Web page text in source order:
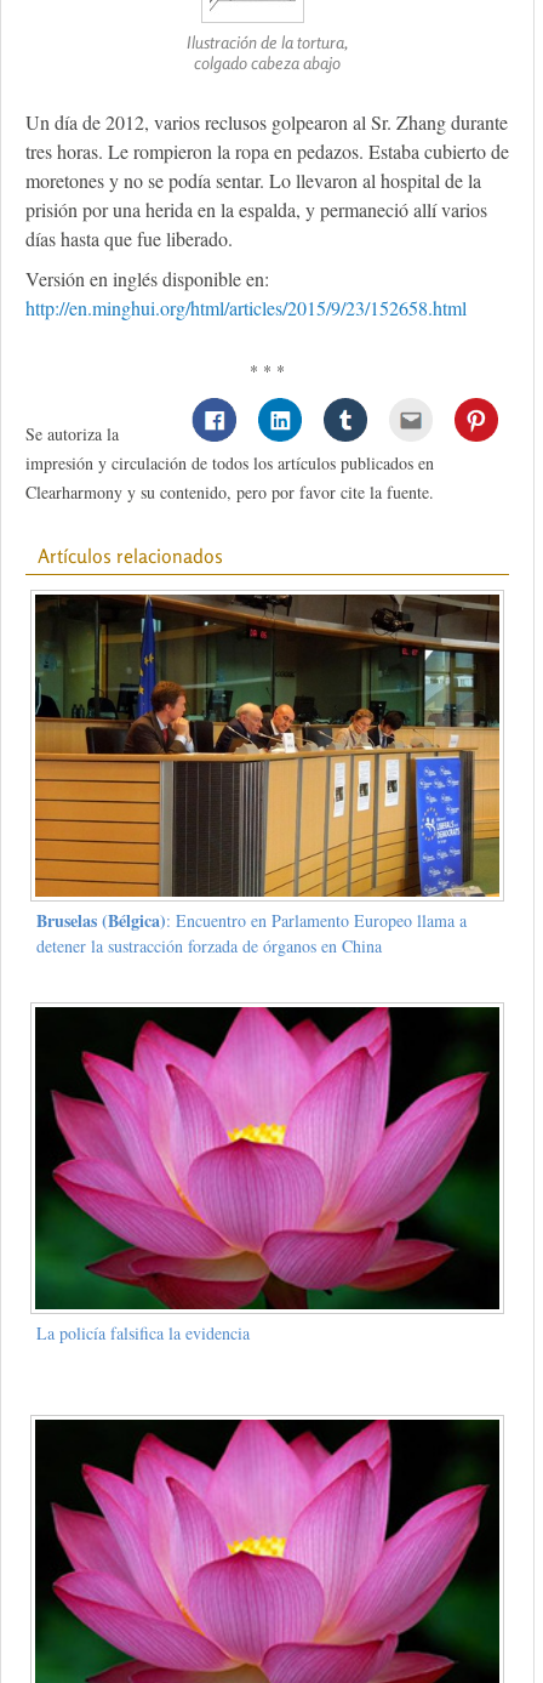
Ilustración de la tortura,
colgado cabeza abajo
Un día de 2012, varios reclusos golpearon al Sr. Zhang durante
tres horas. Le rompieron la ropa en pedazos. Estaba cubierto de
moretones y no se podía sentar. Lo llevaron al hospital de la
prisión por una herida en la espalda, y permaneció allí varios
días hasta que fue liberado.
Versión en inglés disponible en:
http://en.minghui.org/html/articles/2015/9/23/152658.html
* * *
Se autoriza la
impresión y circulación de todos los artículos publicados en
Clearharmony y su contenido, pero por favor cite la fuente.
Artículos relacionados
Bruselas (Bélgica): Encuentro en Parlamento Europeo llama a
detener la sustracción forzada de órganos en China
La policía falsifica la evidencia